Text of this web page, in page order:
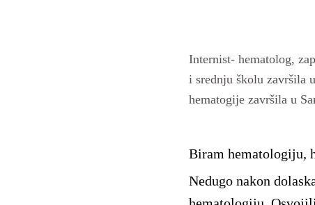
Internist- hematolog,
i srednju školu završila
hematogije završila u
Biram hematologiju,
Nedugo nakon